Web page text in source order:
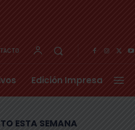
Edición Impresa
ESTA SEMANA